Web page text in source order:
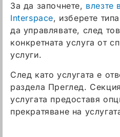
За да започнете, влезте
Interspace, изберете
да управлявате, след
конкретната услуга от
услуги.
След като услугата е
раздела Преглед.
услугата предоставя
прекратяване на